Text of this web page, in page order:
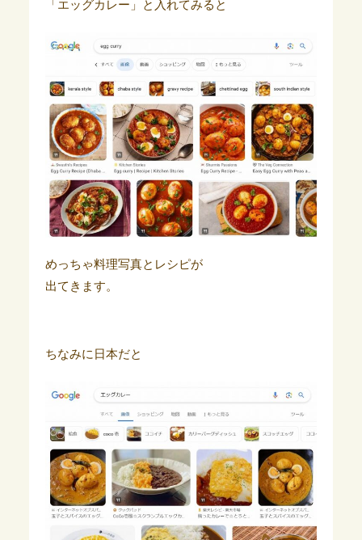
「エッグカレー」と入れてみると
めっちゃ料理写真とレシピが
出てきます。
ちなみに日本だと